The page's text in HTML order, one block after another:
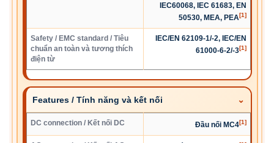
IEC60068, IEC 61683, EN
50530, MEA, PEA[1]
Safety / EMC standard / Tiêu
chuẩn an toàn và tương thích
điện từ
IEC/EN 62109-1/-2, IEC/EN
61000-6-2/-3[1]
Features / Tính năng và kết nối
DC connection / Kết nối DC Đầu nối MC4[1]